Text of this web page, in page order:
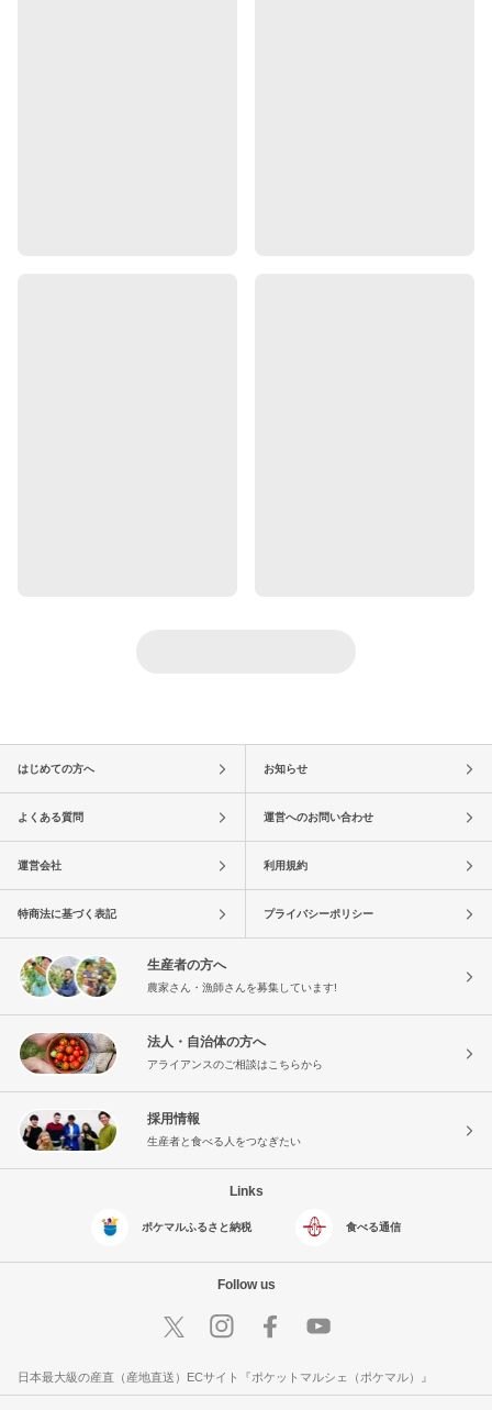
はじめての方へ お知らせ
よくある質問 運営へのお問い合わせ
運営会社 利用規約
特商法に基づく表記 プライバシーポリシー
生産者の方へ
農家さん・漁師さんを募集しています!
法人・自治体の方へ
アライアンスのご相談はこちらから
採用情報
生産者と食べる人をつなぎたい
Links
ポケマルふるさと納税 食べる通信
Follow us
日本最大級の産直（産地直送）ECサイト『ポケットマルシェ（ポケマル）』